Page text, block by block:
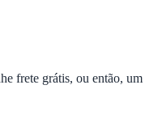
frete grátis, ou então, um